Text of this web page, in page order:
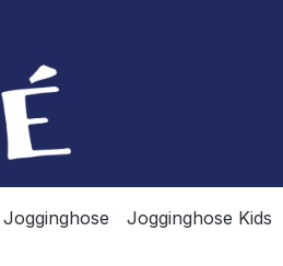
Jogginghose Jogginghose Kids